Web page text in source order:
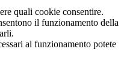
quali cookie consentire.
il funzionamento della
al funzionamento potete